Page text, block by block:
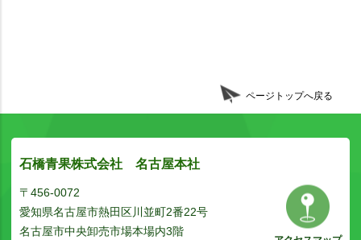
ページトップへ戻る
石橋青果株式会社 名古屋本社
〒456-0072
愛知県名古屋市熱田区川並町2番22号
名古屋市中央卸売市場本場内3階